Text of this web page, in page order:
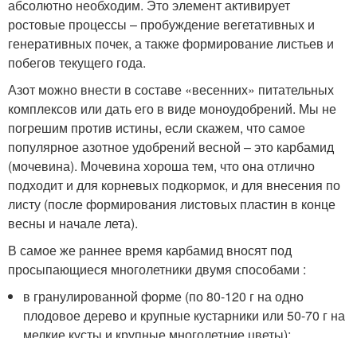
абсолютно необходим. Это элемент активирует
ростовые процессы – пробуждение вегетативных и
генеративных почек, а также формирование листьев и
побегов текущего года.
Азот можно внести в составе «весенних» питательных
комплексов или дать его в виде моноудобрений. Мы не
погрешим против истины, если скажем, что самое
популярное азотное удобрений весной – это карбамид
(мочевина). Мочевина хороша тем, что она отлично
подходит и для корневых подкормок, и для внесения по
листу (после формирования листовых пластин в конце
весны и начале лета).
В самое же раннее время карбамид вносят под
просыпающиеся многолетники двумя способами :
в гранулированной форме (по 80-120 г на одно
плодовое дерево и крупные кустарники или 50-70 г на